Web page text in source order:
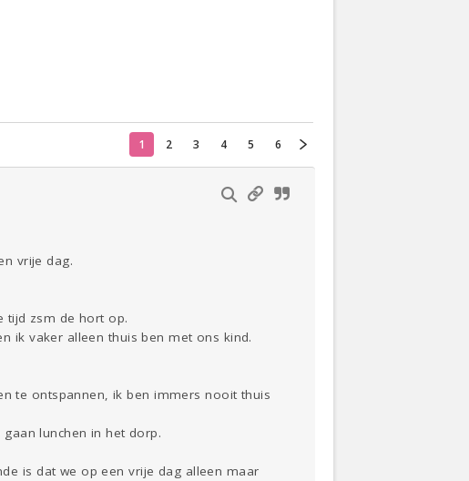
1 2 3 4 5 6
vrije dag.
tijd zsm de hort op.
ik vaker alleen thuis ben met ons kind.
te ontspannen, ik ben immers nooit thuis
lunchen in het dorp.
is dat we op een vrije dag alleen maar